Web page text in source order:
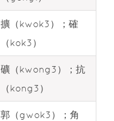
擴（kwok3）；確
（kok3）
礦（kwong3）；抗
（kong3）
郭（gwok3）；角